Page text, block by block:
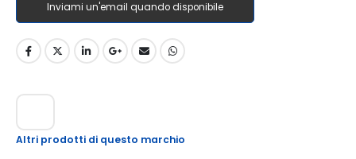
Inviami un'email quando disponibile
Altri prodotti di questo marchio